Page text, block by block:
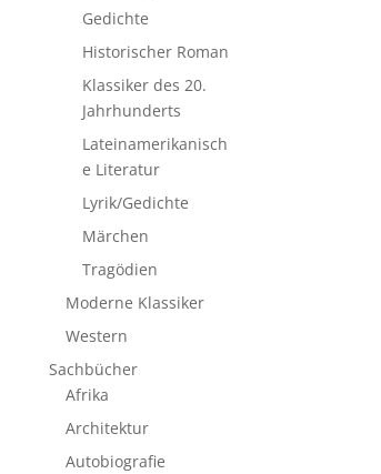
Gedichte
Historischer Roman
Klassiker des 20.
Jahrhunderts
Lateinamerikanisch
e Literatur
Lyrik/Gedichte
Märchen
Tragödien
Moderne Klassiker
Western
Sachbücher
Afrika
Architektur
Autobiografie